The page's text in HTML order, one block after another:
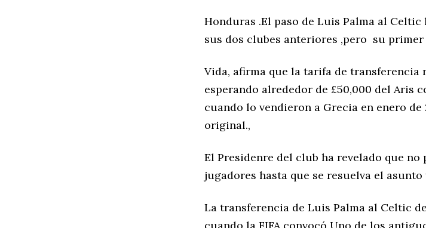
Honduras .El paso de Luis Palma al
sus dos clubes anteriores ,pero su
Vida, afirma que la tarifa de transferencia
esperando alrededor de £50,000 del Aris
cuando lo vendieron a Grecia en enero
original.,
El Presidenre del club ha revelado que
jugadores hasta que se resuelva el
La transferencia de Luis Palma al Celtic
cuando la FIFA convocó Uno de los